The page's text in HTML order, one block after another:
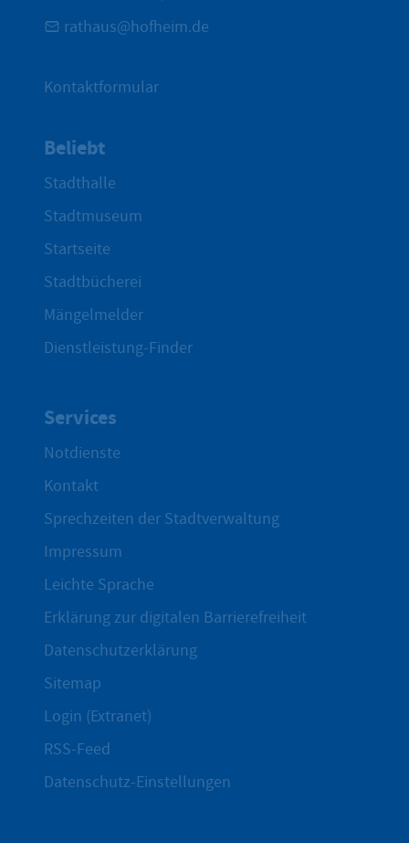
rathaus@hofheim.de
Kontaktformular
Beliebt
Stadthalle
Stadtmuseum
Startseite
Stadtbücherei
Mängelmelder
Dienstleistung-Finder
Services
Notdienste
Kontakt
Sprechzeiten der Stadtverwaltung
Impressum
Leichte Sprache
Erklärung zur digitalen Barrierefreiheit
Datenschutzerklärung
Sitemap
Login (Extranet)
RSS-Feed
Datenschutz-Einstellungen